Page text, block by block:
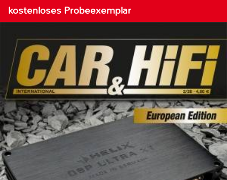
kostenloses Probeexemplar